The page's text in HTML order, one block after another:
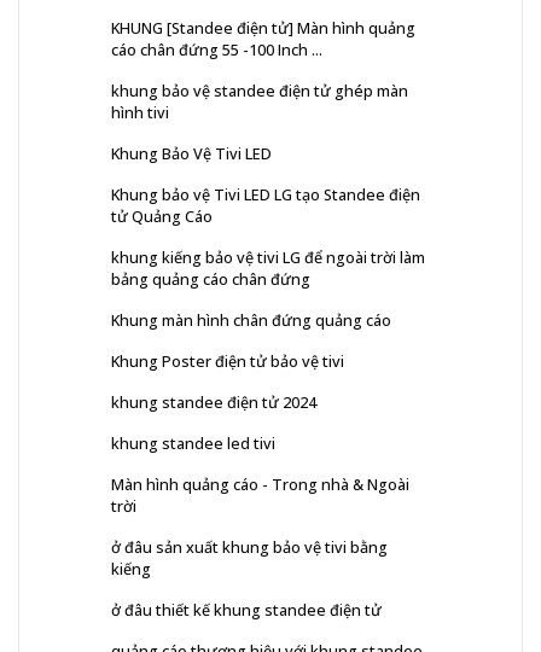
KHUNG [Standee điện tử] Màn hình quảng
cáo chân đứng 55 -100 Inch ...
khung bảo vệ standee điện tử ghép màn
hình tivi
Khung Bảo Vệ Tivi LED
Khung bảo vệ Tivi LED LG tạo Standee điện
tử Quảng Cáo
khung kiếng bảo vệ tivi LG để ngoài trời làm
bảng quảng cáo chân đứng
Khung màn hình chân đứng quảng cáo
Khung Poster điện tử bảo vệ tivi
khung standee điện tử 2024
khung standee led tivi
Màn hình quảng cáo - Trong nhà & Ngoài
trời
ở đâu sản xuất khung bảo vệ tivi bằng
kiếng
ở đâu thiết kế khung standee điện tử